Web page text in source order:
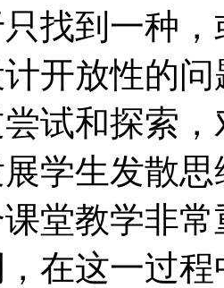
找到一种
开放性的
试和探索
学生发散
堂教学非
在这一过